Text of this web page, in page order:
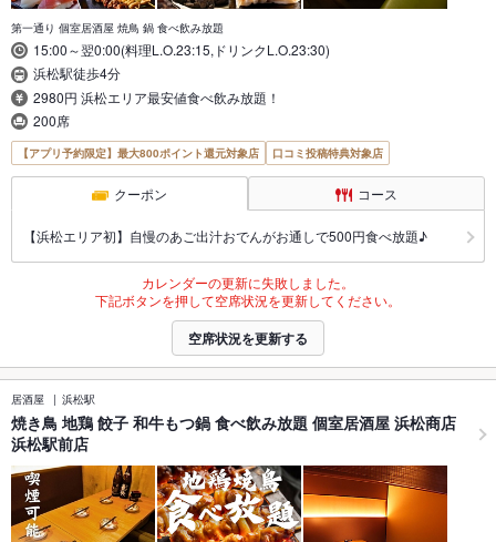
第一通り 個室居酒屋 焼鳥 鍋 食べ飲み放題
15:00～翌0:00(料理L.O.23:15,ドリンクL.O.23:30)
浜松駅徒歩4分
2980円 浜松エリア最安値食べ飲み放題！
200席
【アプリ予約限定】最大800ポイント還元対象店 口コミ投稿特典対象店
クーポン コース
【浜松エリア初】自慢のあご出汁おでんがお通しで500円食べ放題♪
カレンダーの更新に失敗しました。
下記ボタンを押して空席状況を更新してください。
空席状況を更新する
居酒屋 浜松駅
焼き鳥 地鶏 餃子 和牛もつ鍋 食べ飲み放題 個室居酒屋 浜松商店
浜松駅前店